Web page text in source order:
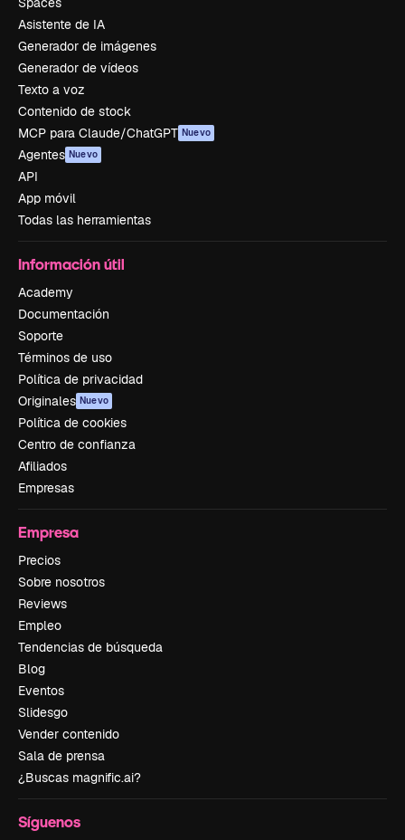
Asistente de IA
Generador de imágenes
Generador de vídeos
Texto a voz
Contenido de stock
MCP para Claude/ChatGPT Nuevo
Agentes Nuevo
API
App móvil
Todas las herramientas
Información útil
Academy
Documentación
Soporte
Términos de uso
Política de privacidad
Originales Nuevo
Política de cookies
Centro de confianza
Afiliados
Empresas
Empresa
Precios
Sobre nosotros
Reviews
Empleo
Tendencias de búsqueda
Blog
Eventos
Slidesgo
Vender contenido
Sala de prensa
¿Buscas magnific.ai?
Síguenos